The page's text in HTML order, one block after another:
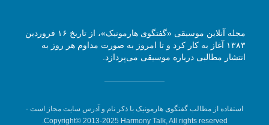
مجله آنلاین موسیقی «گفتگوی هارمونیک»، از تاریخ ۱۶ فروردین
۱۳۸۳ آغاز به کار کرد و تا امروز به صورت مداوم هر روز به
انتشار مطالبی درباره موسیقی می‌پردازد.
استفاده از مطالب گفتگوی هارمونیک با ذکر نام و آدرس سایت مجاز است -
Copyright© 2013-2025 Harmony Talk, All rights reserved.